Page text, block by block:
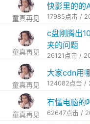
童真再见
快影里的的
17985点击 /
童真再见
c盘刚腾出
夹的问题
26121点击 /
童真再见
大家cdn用
124082点击 /
童真再见
有懂电脑的
62647点击 /